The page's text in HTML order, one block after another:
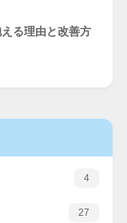
る理由と改善方
4
27